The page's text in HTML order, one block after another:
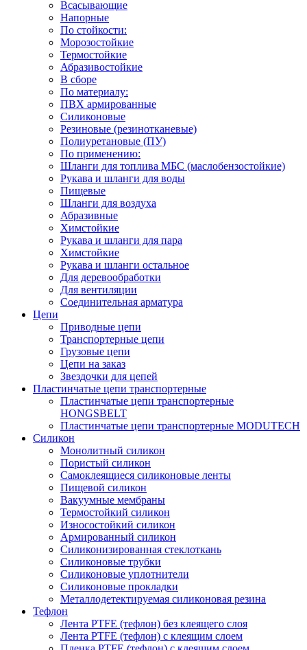
Всасывающие
Напорные
По стойкости:
Морозостойкие
Термостойкие
Абразивостойкие
В сборе
По материалу:
ПВХ армированные
Силиконовые
Резиновые (резинотканевые)
Полиуретановые (ПУ)
По применению:
Шланги для топлива МБС (маслобензостойкие)
Рукава и шланги для воды
Пищевые
Шланги для воздуха
Абразивные
Химстойкие
Рукава и шланги для пара
Химстойкие
Рукава и шланги остальное
Для деревообработки
Для вентиляции
Соединительная арматура
Цепи
Приводные цепи
Транспортерные цепи
Грузовые цепи
Цепи на заказ
Звездочки для цепей
Пластинчатые цепи транспортерные
Пластинчатые цепи транспортерные
HONGSBELT
Пластинчатые цепи транспортерные MODUTECH
Силикон
Монолитный силикон
Пористый силикон
Самоклеящиеся силиконовые ленты
Пищевой силикон
Вакуумные мембраны
Термостойкий силикон
Износостойкий силикон
Армированный силикон
Силиконизированная стеклоткань
Силиконовые трубки
Силиконовые уплотнители
Силиконовые прокладки
Металлодетектируемая силиконовая резина
Тефлон
Лента PTFE (тефлон) без клеящего слоя
Лента PTFE (тефлон) с клеящим слоем